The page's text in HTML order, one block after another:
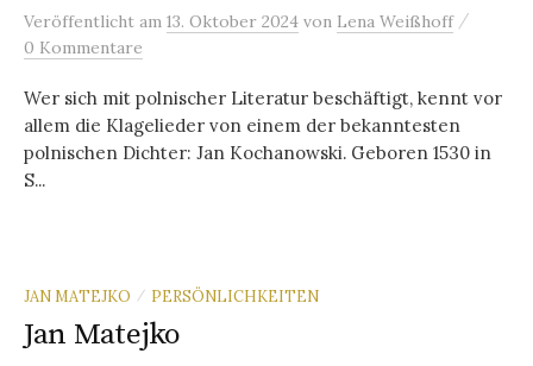
Veröffentlicht am 13. Oktober 2024 von Lena Weißhoff /
0 Kommentare
Wer sich mit polnischer Literatur beschäftigt, kennt vor
allem die Klagelieder von einem der bekanntesten
polnischen Dichter: Jan Kochanowski. Geboren 1530 in
S...
JAN MATEJKO / PERSÖNLICHKEITEN
Jan Matejko